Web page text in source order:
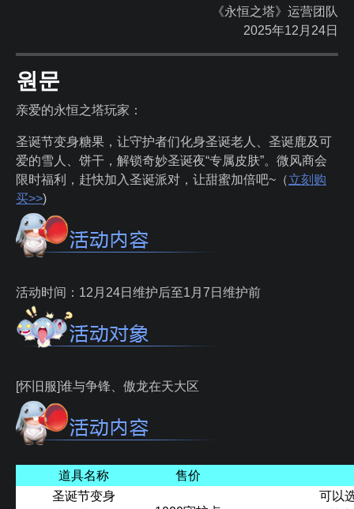
《永恒之塔》运营团队
2025年12月24日
원문
亲爱的永恒之塔玩家：
圣诞节变身糖果，让守护者们化身圣诞老人、圣诞鹿及可
爱的雪人、饼干，解锁奇妙圣诞夜“专属皮肤”。微风商会
限时福利，赶快加入圣诞派对，让甜蜜加倍吧~（立刻购
买>>)
活动时间：12月24日维护后至1月7日维护前
[怀旧服]谁与争锋、傲龙在天大区
道具名称
售价
圣诞节变身
可以